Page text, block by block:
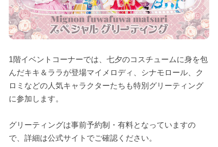
1階イベントコーナーでは、七夕のコスチュームに身を包
んだキキ＆ララが登場マイメロディ、シナモロール、ク
ロミなどの人気キャラクターたちも特別グリーティング
に参加します。
グリーティングは事前予約制・有料となっていますの
で、詳細は公式サイトでご確認ください。